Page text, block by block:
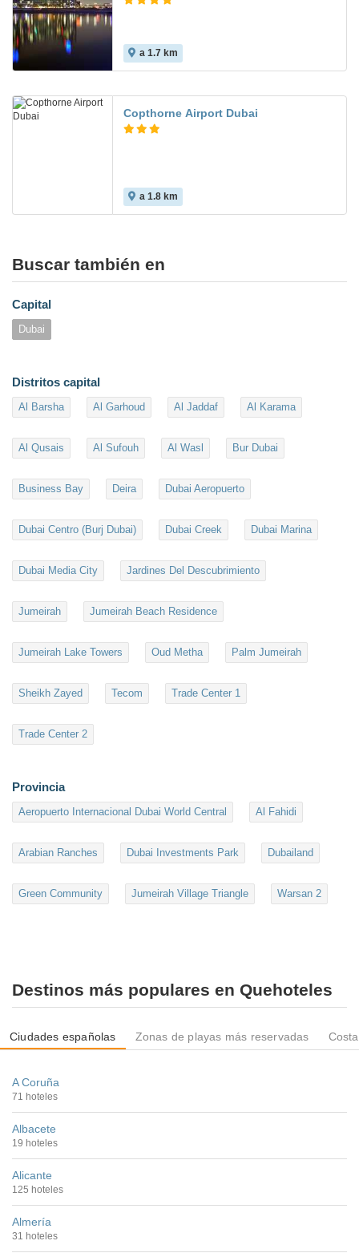
a 1.7 km
Copthorne Airport Dubai
a 1.8 km
Buscar también en
Capital
Dubai
Distritos capital
Al Barsha Al Garhoud Al Jaddaf Al Karama
Al Qusais Al Sufouh Al Wasl Bur Dubai
Business Bay Deira Dubai Aeropuerto
Dubai Centro (Burj Dubai) Dubai Creek Dubai Marina
Dubai Media City Jardines Del Descubrimiento
Jumeirah Jumeirah Beach Residence
Jumeirah Lake Towers Oud Metha Palm Jumeirah
Sheikh Zayed Tecom Trade Center 1
Trade Center 2
Provincia
Aeropuerto Internacional Dubai World Central Al Fahidi
Arabian Ranches Dubai Investments Park Dubailand
Green Community Jumeirah Village Triangle Warsan 2
Destinos más populares en Quehoteles
Ciudades españolas Zonas de playas más reservadas
A Coruña
71 hoteles
Albacete
19 hoteles
Alicante
125 hoteles
Almería
31 hoteles